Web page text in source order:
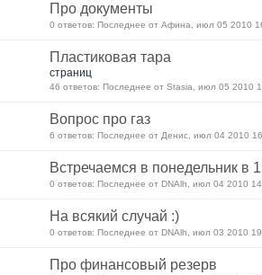
Про документы
0 ответов: Последнее от Афина, июл 05 2010
Пластиковая тара
страниц
46 ответов: Последнее от Stasia, июл 05 2010
Вопрос про газ
6 ответов: Последнее от Денис, июл 04 2010
Встречаемся в понедельник в
0 ответов: Последнее от DNAlh, июл 04 2010
На всякий случай :)
0 ответов: Последнее от DNAlh, июл 03 2010
Про финансовый резерв